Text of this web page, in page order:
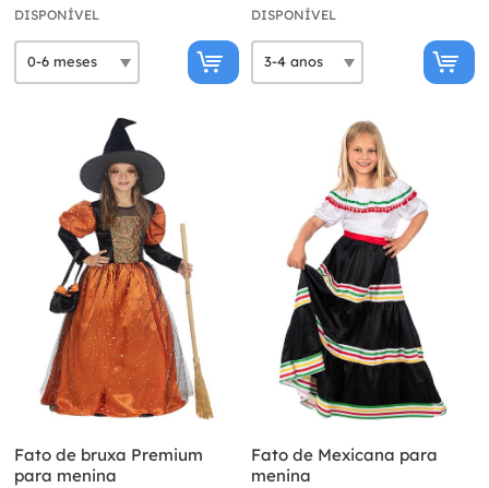
DISPONÍVEL DISPONÍVEL
Fato de bruxa Premium
para menina
Fato de Mexicana para
menina